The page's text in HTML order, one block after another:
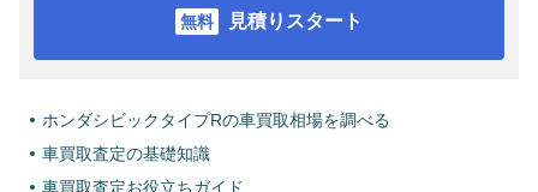
見積りスタート
ホンダシビックタイプRの車買取相場を調べる
車買取査定の基礎知識
車買取査定お役立ちガイド